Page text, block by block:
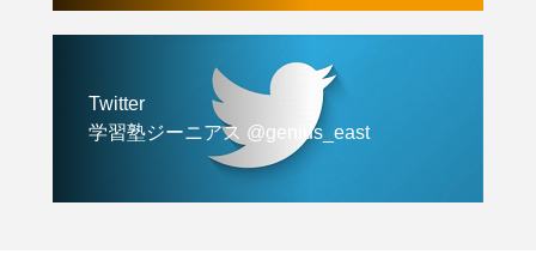
Twitter
学習塾ジーニアス @genius_east